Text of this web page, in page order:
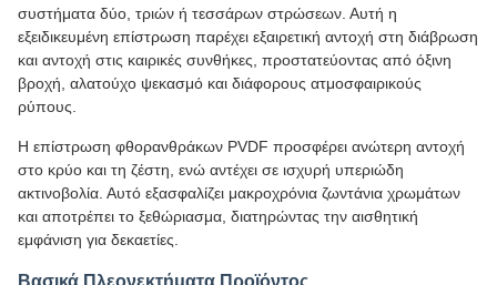
συστήματα δύο, τριών ή τεσσάρων στρώσεων. Αυτή η
εξειδικευμένη επίστρωση παρέχει εξαιρετική αντοχή στη διάβρωση
και αντοχή στις καιρικές συνθήκες, προστατεύοντας από όξινη
βροχή, αλατούχο ψεκασμό και διάφορους ατμοσφαιρικούς
ρύπους.
Η επίστρωση φθορανθράκων PVDF προσφέρει ανώτερη αντοχή
στο κρύο και τη ζέστη, ενώ αντέχει σε ισχυρή υπεριώδη
ακτινοβολία. Αυτό εξασφαλίζει μακροχρόνια ζωντάνια χρωμάτων
και αποτρέπει το ξεθώριασμα, διατηρώντας την αισθητική
εμφάνιση για δεκαετίες.
Βασικά Πλεονεκτήματα Προϊόντος